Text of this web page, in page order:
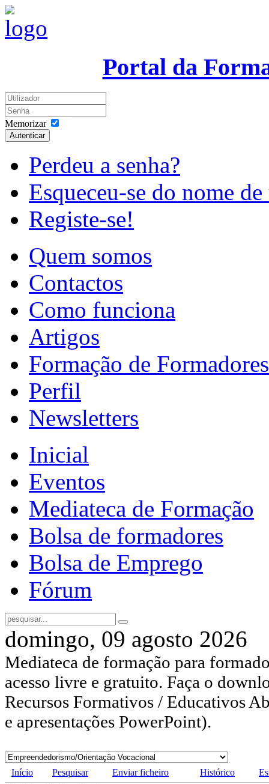
Portal da
Memorizar
Autenticar
Perdeu a senha?
Esqueceu-se do nome
Registe-se!
Quem somos
Contactos
Como funciona
Artigos
Formação de Formadores
Perfil
Newsletters
Inicial
Eventos
Mediateca de Formação
Bolsa de formadores
Bolsa de Emprego
Fórum
domingo, 09 agosto 2026
Mediateca de formação para
acesso livre e gratuito. Faça o
Recursos Formativos / Educativos
e apresentações PowerPoint).
Início Pesquisar Enviar ficheiro Histórico